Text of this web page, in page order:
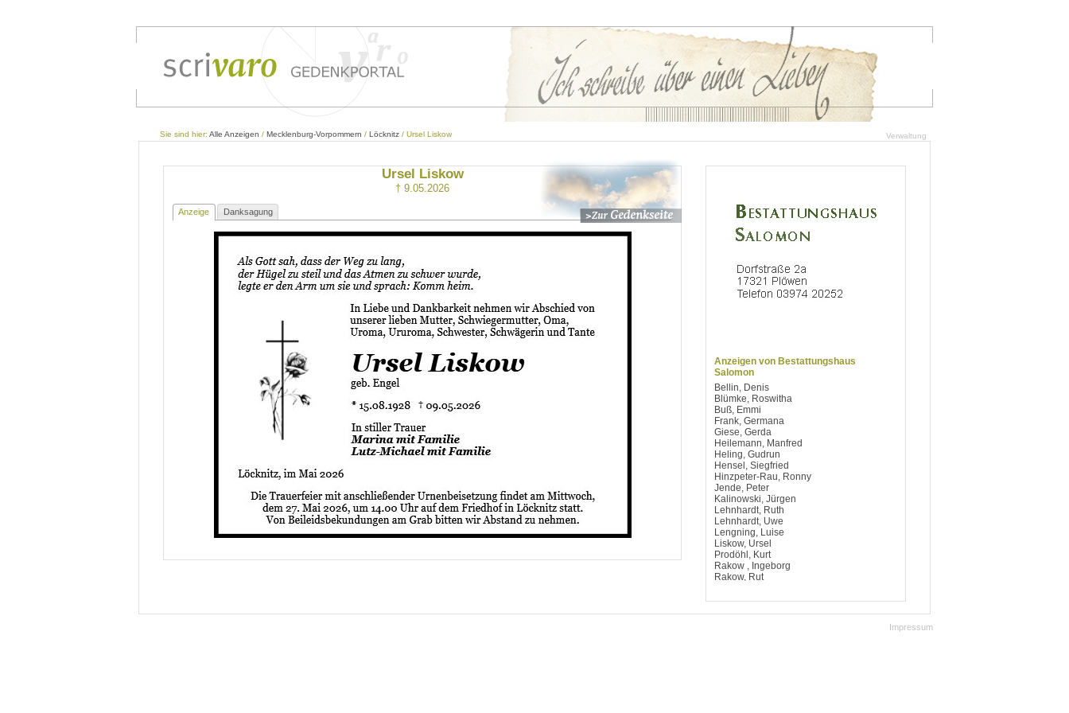
Verwaltung
Sie sind hier: Alle Anzeigen / Mecklenburg-Vorpommern / Löcknitz / Ursel Liskow
Ursel Liskow
† 9.05.2026
Anzeige Danksagung
Anzeigen von Bestattungshaus
Salomon
Bellin, Denis
Blümke, Roswitha
Buß, Emmi
Frank, Germana
Giese, Gerda
Heilemann, Manfred
Heling, Gudrun
Hensel, Siegfried
Hinzpeter-Rau, Ronny
Jende, Peter
Kalinowski, Jürgen
Lehnhardt, Ruth
Lehnhardt, Uwe
Lengning, Luise
Liskow, Ursel
Prodöhl, Kurt
Rakow , Ingeborg
Rakow, Rut
Sachse, Wilfried
Impressum